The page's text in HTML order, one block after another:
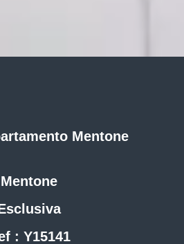
Mentone
Mentone
: Y15141